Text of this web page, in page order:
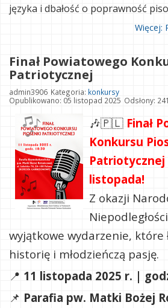
języka i dbałość o poprawność
Więcej:
Finał Powiatowego
Patriotycznej
admin3906 Kategoria: konkursy
Opublikowano: 05 listopad 2025 Odsłony:
🎶🇵🇱 Finał
Konkursu
Patriotycznej
listopada!
Z okazji
wyjątkowe wydarzenie, które
historię i młodzieńczą pasję.
📍 11 listopada 2025 r. |
📌 Parafia pw. Matki Bożej